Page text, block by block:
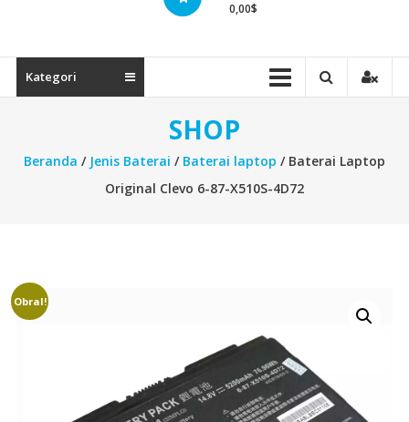
id.com
0,00$
Kategori
SHOP
Beranda / Jenis Baterai / Baterai laptop / Baterai Laptop
Original Clevo 6-87-X510S-4D72
Obral!